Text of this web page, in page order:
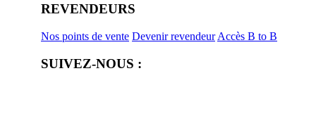
REVENDEURS
Nos points de vente Devenir revendeur Accès B to B
SUIVEZ-NOUS :